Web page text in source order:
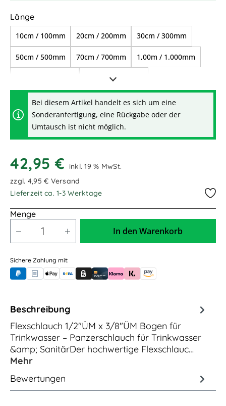
Längeauswählen
10cm / 100mm 20cm / 200mm 30cm / 300mm
50cm / 500mm 70cm / 700mm 1,00m / 1.000mm
2,00m / 2.000mm
3,00m / 3.000mm 3,50m / 3.500mm
Bei diesem Artikel handelt es sich um eine
Sonderanfertigung, eine Rückgabe oder der
Umtausch ist nicht möglich.
42,95 €
inkl. 19 % MwSt.
zzgl. 4,95 € Versand
Lieferzeit ca. 1-3 Werktage
Menge
In den Warenkorb
Sichere Zahlung mit:
PayPalRechnungskauf (für Behörden)
Apple PayBanküberweisung (vorab)
Rechnungskauf (Billie)
Kreditkarte
Rechnung oder Ratenkauf (Klarna)
Sofortüberweisung (Klarna)
Amazon Pay
Beschreibung
Flexschlauch 1/2"ÜM x 3/8"ÜM Bogen für
Trinkwasser – Panzerschlauch für Trinkwasser
&amp; SanitärDer hochwertige Flexschlauc…
Mehr
Bewertungen